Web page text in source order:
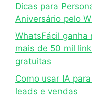
Dicas para
Aniversário pelo
WhatsFácil
mais de 50 mil
gratuitas
Como usar IA
leads e vendas